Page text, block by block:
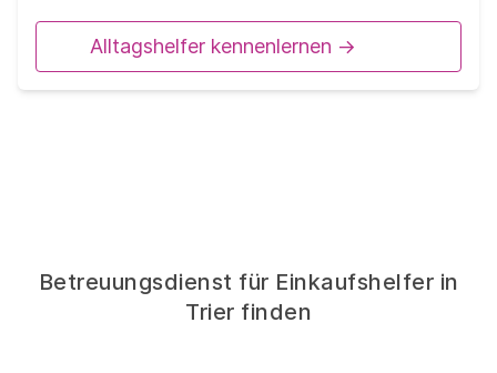
Alltagshelfer kennenlernen ->
Betreuungsdienst für Einkaufshelfer in
Trier finden